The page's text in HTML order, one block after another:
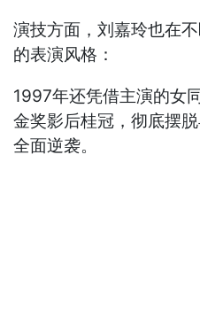
演技方面，刘嘉玲也在
的表演风格：
1997年还凭借主演的女
金奖影后桂冠，彻底摆
全面逆袭。